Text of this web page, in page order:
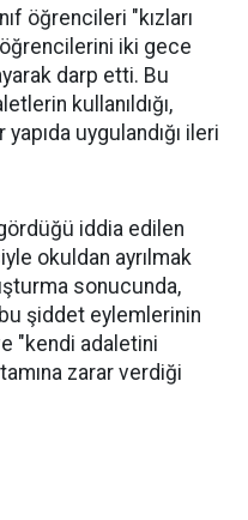
öğrencileri "kızları
iki gece
darp etti. Bu
kullanıldığı,
uygulandığı ileri
iddia edilen
okuldan ayrılmak
sonucunda,
şiddet eylemlerinin
"kendi adaletini
zarar verdiği